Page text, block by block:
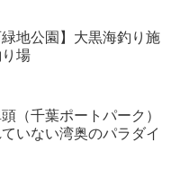
緑地公園】大黒海釣り施
場
（千葉ポートパーク）
いない湾奥のパラダイ